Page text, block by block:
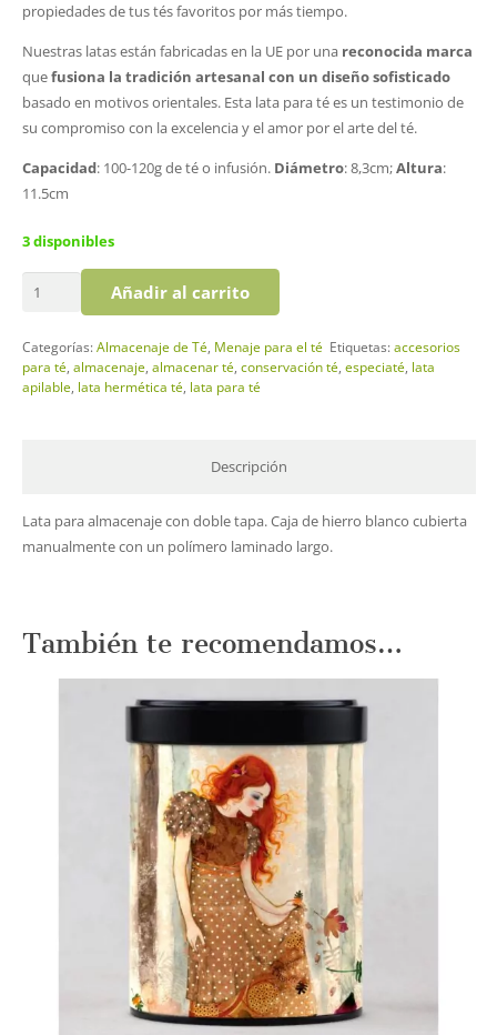
propiedades de tus tés favoritos por más tiempo.
Nuestras latas están fabricadas en la UE por unareconocida marca
quefusiona la tradición artesanal con un diseño sofisticado
basado en motivos orientales. Esta lata para té es un testimonio de
su compromiso con la excelencia y el amor por el arte del té.
Capacidad: 100-120g de té o infusión. Diámetro: 8,3cm;Altura:
11.5cm
3 disponibles
Añadir al carrito
Categorías:Almacenaje de Té, Menaje para el té Etiquetas:accesorios
para té, almacenaje, almacenar té, conservación té, especiaté, lata
apilable, lata hermética té, lata para té
Descripción
Lata para almacenaje con doble tapa. Caja de hierro blanco cubierta
manualmente con un polímero laminado largo.
También te recomendamos…